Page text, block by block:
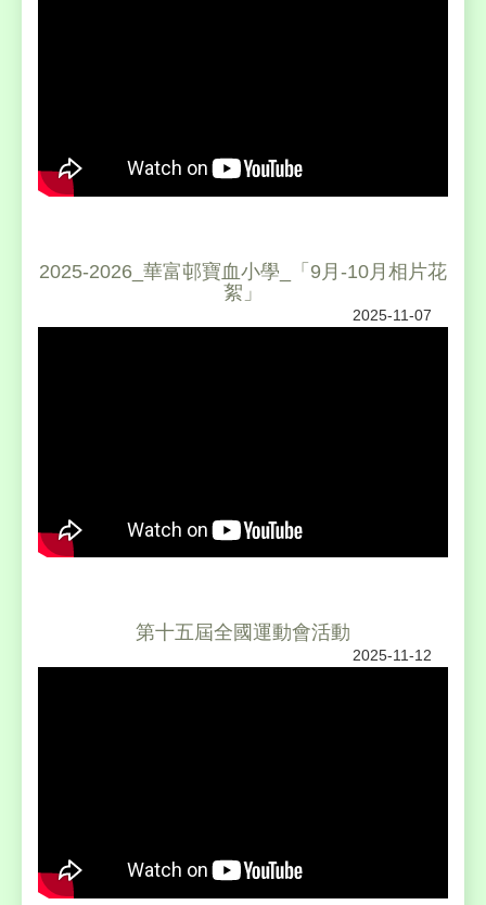
2025-2026_華富邨寶血小學_「9月-10月相片花
絮」
2025-11-07
第十五屆全國運動會活動
2025-11-12